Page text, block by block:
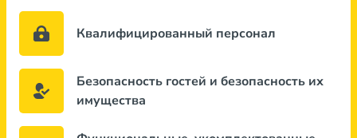
Квалифицированный персонал
Безопасность гостей и безопасность их
имущества